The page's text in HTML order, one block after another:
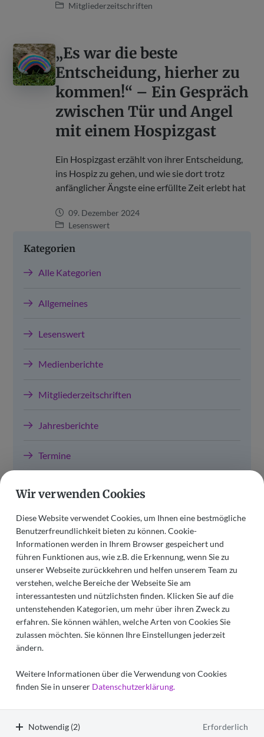
Mitgliederzeitschriften
„Es war die beste
Entscheidung, hierher zu
kommen!“ – Ein Gespräch
zwischen Tür und Angel
mit einem Hospizgast
Ein Hospizgast erzählt von ihrer Entscheidung,
ins Hospiz zu gehen, und wie sie dort trotz
anfänglicher Ängste eine erfüllte Zeit erlebt hat
09. Dezember 2024
Lesenswert
Kategorien
Alle Kategorien
Allgemeines
Lesenswert
Medienberichte
Mitgliederzeitschriften
Jahresberichte
Termine
Christophorus Hospiz
+49 (0) 6131 971 09 0 E-Mail schreiben
Wir verwenden Cookies
Diese Website verwendet Cookies, um Ihnen eine bestmögliche
Benutzerfreundlichkeit bieten zu können. Cookie-
Informationen werden in Ihrem Browser gespeichert und
führen Funktionen aus, wie z.B. die Erkennung, wenn Sie zu
unserer Webseite zurückkehren und helfen unserem Team zu
verstehen, welche Bereiche der Webseite Sie am
interessantesten und nützlichsten finden. Klicken Sie auf die
untenstehenden Kategorien, um mehr über ihren Zweck zu
erfahren. Sie können wählen, welche Arten von Cookies Sie
zulassen möchten. Sie können Ihre Einstellungen jederzeit
ändern.
Weitere Informationen über die Verwendung von Cookies
finden Sie in unserer Datenschutzerklärung.
Notwendig (2) Erforderlich